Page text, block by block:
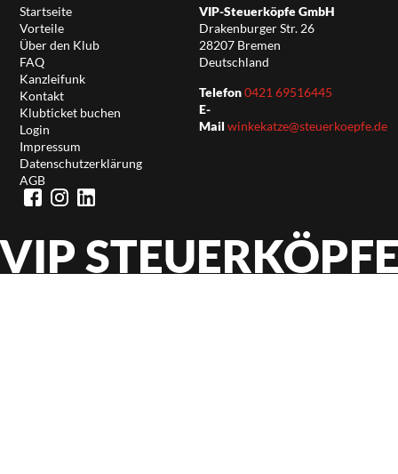
Startseite
Vorteile
Über den Klub
FAQ
Kanzleifunk
Kontakt
Klubticket buchen
Login
Impressum
Datenschutzerklärung
AGB
VIP-Steuerköpfe GmbH
Drakenburger Str. 26
28207 Bremen
Deutschland
Telefon0421 69516445
E-
Mail winkekatze@steuerkoepfe.de